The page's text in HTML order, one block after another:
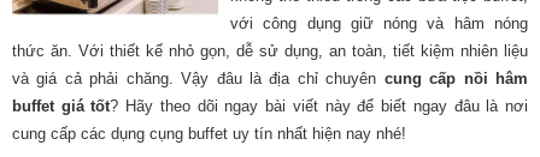
với công dụng giữ nóng và hâm nóng
thức ăn. Với thiết kế nhỏ gọn, dễ sử dụng, an toàn, tiết kiệm nhiên liệu
và giá cả phải chăng. Vậy đâu là địa chỉ chuyên cung cấp nồi hâm
buffet giá tốt? Hãy theo dõi ngay bài viết này để biết ngay đâu là nơi
cung cấp các dụng cụng buffet uy tín nhất hiện nay nhé!